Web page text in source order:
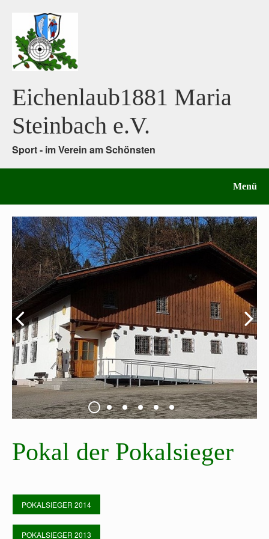
Eichenlaub1881 Maria
Steinbach e.V.
Sport - im Verein am Schönsten
Menü
Pokal der Pokalsieger
POKALSIEGER 2014
POKALSIEGER 2013